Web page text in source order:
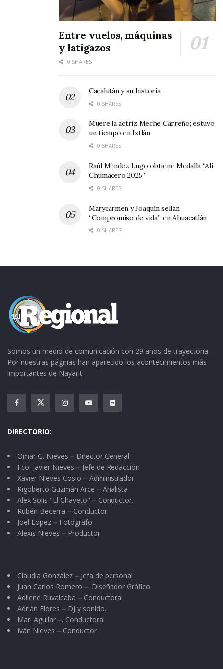
Entre vuelos, máquinas
y latigazos
0 SHARES
Cacalután y su historia
0 SHARES
Muere la actriz Meche Carreño; estuvo
un tiempo en Ixtlán
0 SHARES
Raúl Méndez Lugo obtiene Medalla “Alí
Chumacero 2025”
0 SHARES
Marycarmen y Joaquín sellan
“Compromiso de vida”, en Ahuacatlán
0 SHARES
Somos un medio de comunicación con 29 años de trayectoria.
Por nuestras páginas han aparecido los acontecimientos más
importantes de Nayarit.
DIRECTORIO:
Omar G. Nieves ⏤ Director General
Fco. Javier Nieves ⏤ Jefe de Redacción
Xavier Nieves Cosio ⏤ Administrador.
Rigoberto Guzmán Arce ⏤ Analista
Alex Solis "El Chaveto" ⏤ Conductor.
Rubén Becerra ⏤ Conductor
Joel López ⏤ Fotógrafo
Alexis Nieves ⏤ Productor
Claudia González ⏤ Jefa de personal
Juan Carlos Romero ⏤. Diseñador Gráfico
Adilene Ruvalcaba ⏤ Conductora
Adrián Flores ⏤ DJ y sonido.
Mari Aguilar ⏤. Conductora
Iván Nieves ⏤ Conductor